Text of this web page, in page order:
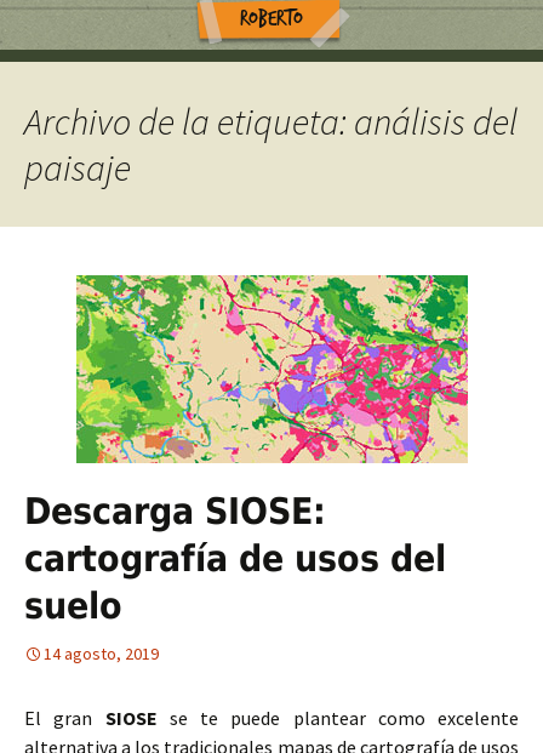
ROBERTO
Archivo de la etiqueta: análisis del
paisaje
Descarga SIOSE:
cartografía de usos del
suelo
14 agosto, 2019
El gran SIOSE se te puede plantear como excelente
alternativa a los tradicionales mapas de cartografía de usos